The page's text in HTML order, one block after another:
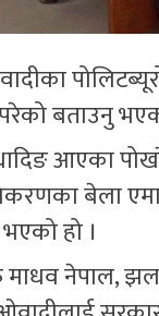
बताउनु
आएका
हो ।
नेपाल,